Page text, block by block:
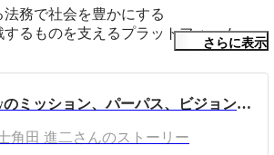
法務で社会を豊かにする
するものを支えるプラットフォーム
援
を含めた法務支援
以下の通り持ちます。
2/
さらに表示
Ailawのミッション、パーパス、ビジョン、バリューを詳細に記載しました。是非参考にしてみて下さい。
角田 進二さんのストーリー